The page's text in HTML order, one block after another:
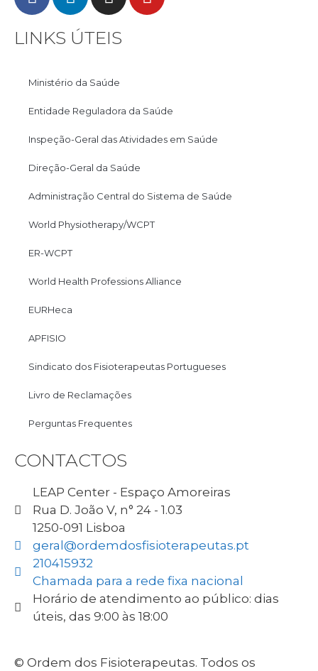
LINKS ÚTEIS
Ministério da Saúde
Entidade Reguladora da Saúde
Inspeção-Geral das Atividades em Saúde
Direção-Geral da Saúde
Administração Central do Sistema de Saúde
World Physiotherapy/WCPT
ER-WCPT
World Health Professions Alliance
EURHeca
APFISIO
Sindicato dos Fisioterapeutas Portugueses
Livro de Reclamações
Perguntas Frequentes
CONTACTOS
LEAP Center - Espaço Amoreiras
Rua D. João V, n° 24 - 1.03
1250-091 Lisboa
geral@ordemdosfisioterapeutas.pt
210415932
Chamada para a rede fixa nacional
Horário de atendimento ao público: dias
úteis, das 9:00 às 18:00
© Ordem dos Fisioterapeutas. Todos os